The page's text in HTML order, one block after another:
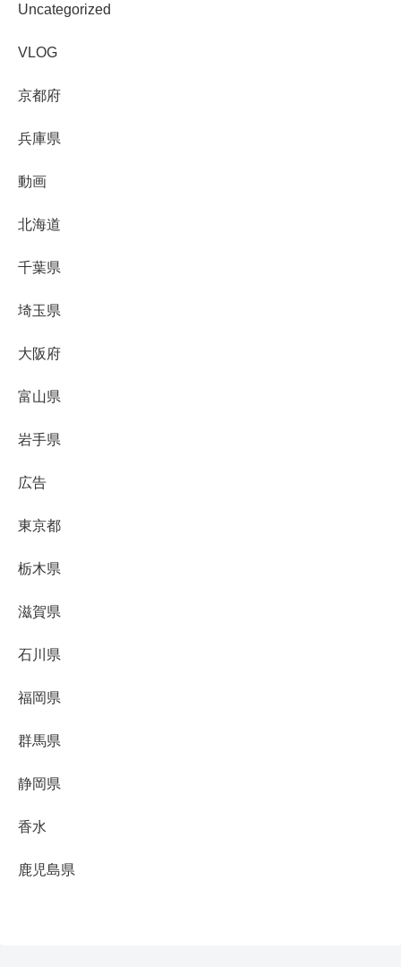
Uncategorized
VLOG
京都府
兵庫県
動画
北海道
千葉県
埼玉県
大阪府
富山県
岩手県
広告
東京都
栃木県
滋賀県
石川県
福岡県
群馬県
静岡県
香水
鹿児島県